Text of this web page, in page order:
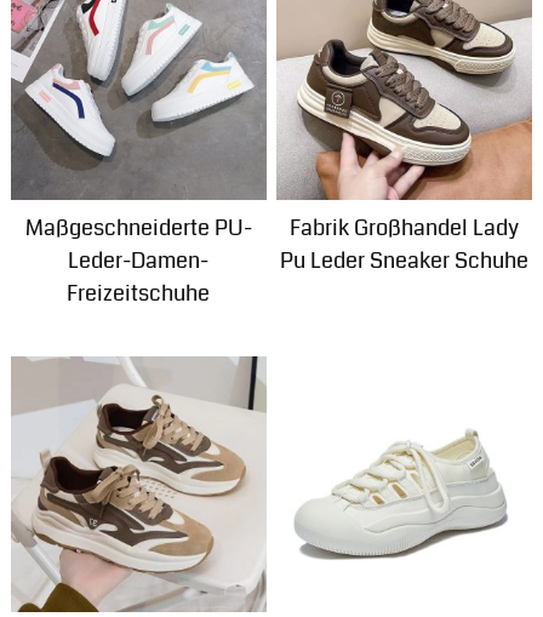
Maßgeschneiderte PU-
Leder-Damen-
Freizeitschuhe
Fabrik Großhandel Lady
Pu Leder Sneaker Schuhe